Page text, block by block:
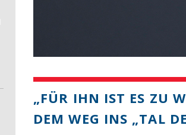
„FÜR IHN IST ES ZU
DEM WEG INS „TAL